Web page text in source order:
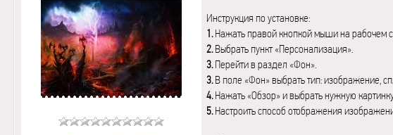
Инструкция по установке:
1.Нажать правой кнопкой мыши на рабочем
2.Выбрать пункт «Персонализация».
3.Перейти в раздел «Фон».
3.В поле «Фон» выбрать тип: изображение,
4.Нажать «Обзор» и выбрать нужную
5.Настроить способ отображения